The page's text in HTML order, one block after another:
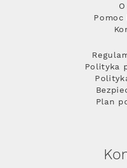
Pomoc
Polityka
Plan